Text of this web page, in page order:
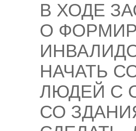
В ХОДЕ
О
НАЧАТЬ
ЛЮДЕЙ С
СО